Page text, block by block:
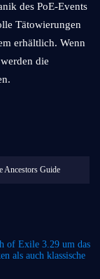
des PoE-Events
Tätowierungen
erhältlich. Wenn
die
Ancestors Guide
of Exile 3.29 um das
als auch klassische